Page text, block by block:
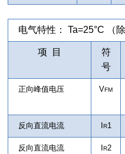
电气特性： Ta=25°C （
项 目
符
号
正向峰值电压 VFM
反向直流电流 R1
反向直流电流 R2